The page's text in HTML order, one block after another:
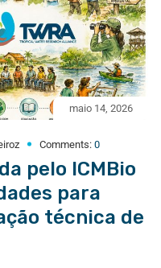
maio 14, 2026
Comments: 0
pelo ICMBio
para
técnica de